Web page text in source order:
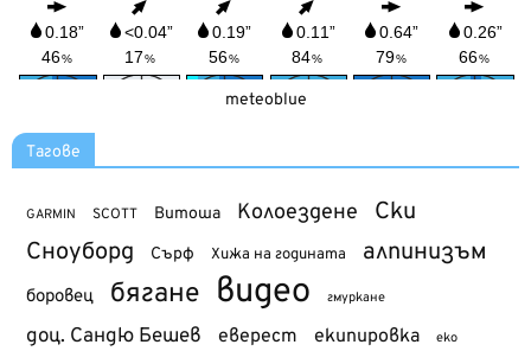
meteoblue
Тагове
GARMIN SCOTT Витоша Колоездене Ски
Сноуборд Сърф Хижа на годината алпинизъм
боровец бягане видео гмуркане
доц. Сандю Бешев еверест екипировка еко